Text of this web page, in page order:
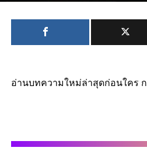
อ่านบทความใหม่ล่าสุดก่อนใคร ก